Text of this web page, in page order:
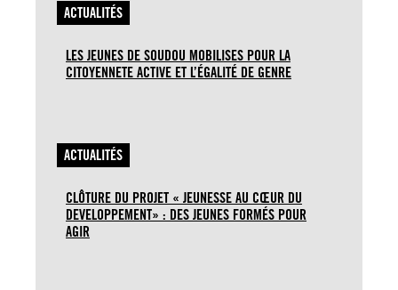
ACTUALITÉS
LES JEUNES DE SOUDOU MOBILISES POUR LA
CITOYENNETE ACTIVE ET L’ÉGALITÉ DE GENRE
ACTUALITÉS
CLÔTURE DU PROJET « JEUNESSE AU CŒUR DU
DEVELOPPEMENT» : DES JEUNES FORMÉS POUR
AGIR